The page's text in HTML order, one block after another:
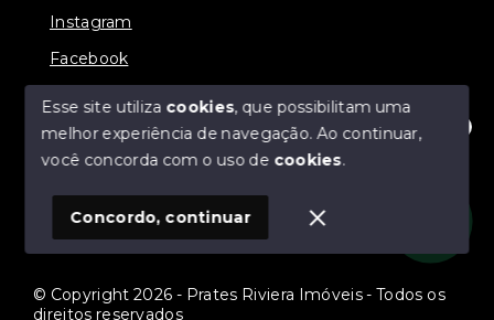
Olá! Estamos disponíveis para te ajudar.
Instagram
Facebook
Linkedin
Telegram
© Copyright 2026 - Prates Riviera Imóveis - Todos os
direitos reservados
Esse site utiliza cookies, que possibilitam uma
melhor experiência de navegação.Ao continuar,
você concorda com o uso de cookies.
Concordo, continuar